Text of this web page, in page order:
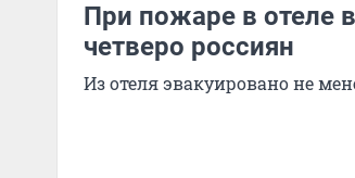
При пожаре в отеле
четверо россиян
Из отеля эвакуировано не